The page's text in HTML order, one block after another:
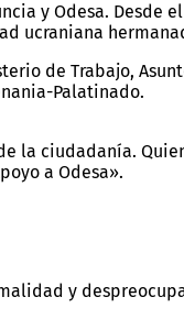
y Odesa.
ucraniana
de Trabajo,
Palatinado.
la ciudadanía.
a Odesa».
y